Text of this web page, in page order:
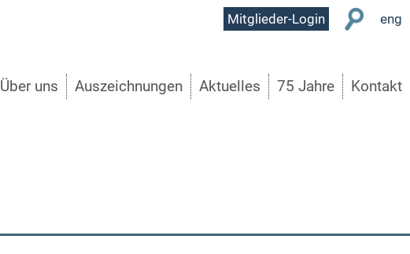
User
Mitglieder-Login eng
Über uns Auszeichnungen Aktuelles 75 Jahre Kontakt